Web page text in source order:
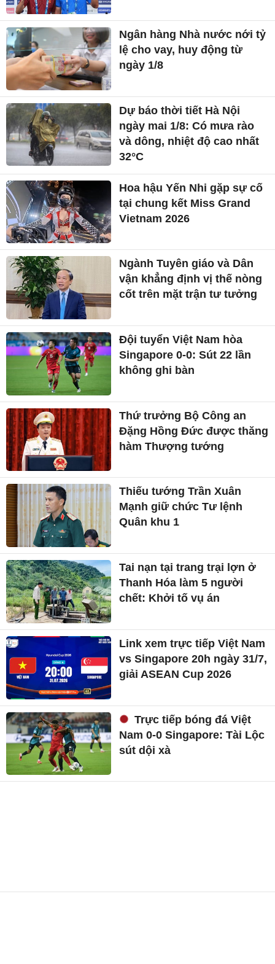
Ngân hàng Nhà nước nới tỷ
lệ cho vay, huy động từ
ngày 1/8
Dự báo thời tiết Hà Nội
ngày mai 1/8: Có mưa rào
và dông, nhiệt độ cao nhất
32°C
Hoa hậu Yến Nhi gặp sự cố
tại chung kết Miss Grand
Vietnam 2026
Ngành Tuyên giáo và Dân
vận khẳng định vị thế nòng
cốt trên mặt trận tư tưởng
Đội tuyển Việt Nam hòa
Singapore 0-0: Sút 22 lần
không ghi bàn
Thứ trưởng Bộ Công an
Đặng Hồng Đức được thăng
hàm Thượng tướng
Thiếu tướng Trần Xuân
Mạnh giữ chức Tư lệnh
Quân khu 1
Tai nạn tại trang trại lợn ở
Thanh Hóa làm 5 người
chết: Khởi tố vụ án
Link xem trực tiếp Việt Nam
vs Singapore 20h ngày 31/7,
giải ASEAN Cup 2026
Trực tiếp bóng đá Việt
Nam 0-0 Singapore: Tài Lộc
sút dội xà